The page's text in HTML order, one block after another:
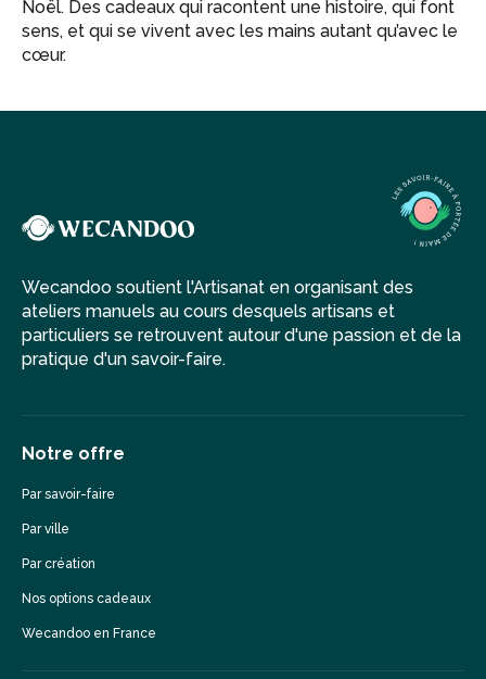
Noël. Des cadeaux qui racontent une histoire, qui font
sens, et qui se vivent avec les mains autant qu’avec le
cœur.
Wecandoo soutient l'Artisanat en organisant des
ateliers manuels au cours desquels artisans et
particuliers se retrouvent autour d'une passion et de la
pratique d'un savoir-faire.
Notre offre
Par savoir-faire
Par ville
Par création
Nos options cadeaux
Wecandoo en France